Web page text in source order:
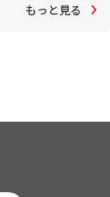
もっと見る